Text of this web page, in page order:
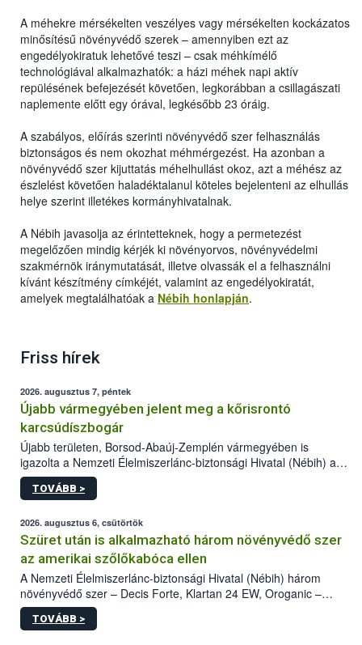
A méhekre mérsékelten veszélyes vagy mérsékelten kockázatos
minősítésű növényvédő szerek – amennyiben ezt az
engedélyokiratuk lehetővé teszi – csak méhkímélő
technológiával alkalmazhatók: a házi méhek napi aktív
repülésének befejezését követően, legkorábban a csillagászati
naplemente előtt egy órával, legkésőbb 23 óráig.
A szabályos, előírás szerinti növényvédő szer felhasználás
biztonságos és nem okozhat méhmérgezést. Ha azonban a
növényvédő szer kijuttatás méhelhullást okoz, azt a méhész az
észlelést követően haladéktalanul köteles bejelenteni az elhullás
helye szerint illetékes kormányhivatalnak.
A Nébih javasolja az érintetteknek, hogy a permetezést
megelőzően mindig kérjék ki növényorvos, növényvédelmi
szakmérnök iránymutatását, illetve olvassák el a felhasználni
kívánt készítmény címkéjét, valamint az engedélyokiratát,
amelyek megtalálhatóak a Nébih honlapján.
Friss hírek
2026. augusztus 7, péntek
Újabb vármegyében jelent meg a kőrisrontó
karcsúdíszbogár
Újabb területen, Borsod-Abaúj-Zemplén vármegyében is
igazolta a Nemzeti Élelmiszerlánc-biztonsági Hivatal (Nébih) a
kőrisrontó karcsúdíszbogár (Agrilus planipennis) jelenlétét. A
kártevőt nem csak színcsapdában találták meg, de már fertőzött
az intenzív felderítést, emellett az intézkedéseket a szlovák
hatósággal is összehangolják a terjedés megállítása érdekében.
TOVÁBB >
2026. augusztus 6, csütörtök
Szüret után is alkalmazható három növényvédő szer
az amerikai szőlőkabóca ellen
A Nemzeti Élelmiszerlánc-biztonsági Hivatal (Nébih) három
növényvédő szer – Decis Forte, Klartan 24 EW, Oroganic –
engedélyokiratát módosította, így azok a szüretet követően,
egészen a vesszőérettség (BBCH 91) stádiumáig
TOVÁBB >